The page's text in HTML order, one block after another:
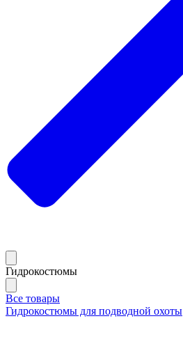
Гидрокостюмы
Все товары
Гидрокостюмы для подводной охоты